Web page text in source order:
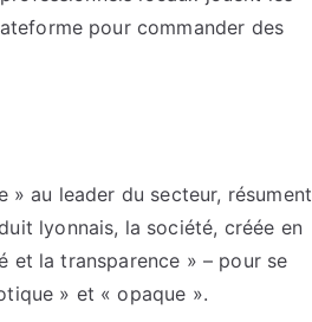
pour commander des
au leader du secteur, résument
lyonnais, la société, créée en
et la transparence » – pour se
» et « opaque ».